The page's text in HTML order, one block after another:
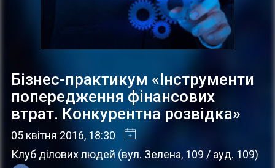
Бізнес-практикум «Інструменти
попередження фінансових
втрат. Конкурентна розвідка»
05 квітня 2016, 18:30
Клуб ділових людей (вул. Зелена, 109 / ауд. 109)